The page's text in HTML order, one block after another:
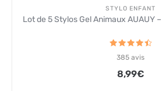
STYLO ENFANT
Lot de 5 Stylos Gel Animaux AUAUY
Note
4.6
385 avis
8,99€